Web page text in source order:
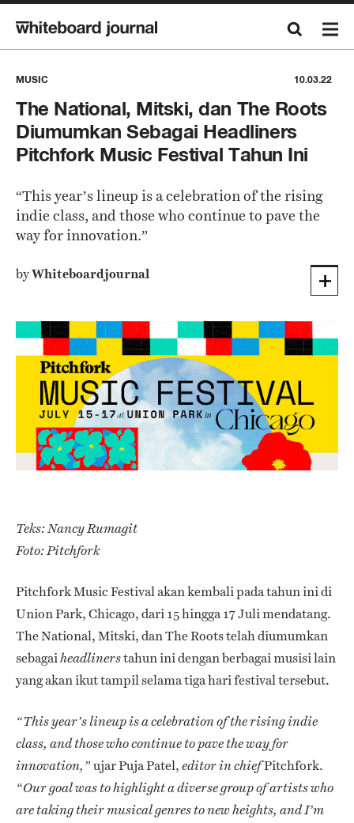
MUSIC 10.03.22
The National, Mitski, dan The Roots
Diumumkan Sebagai Headliners
Pitchfork Music Festival Tahun Ini
“This year’s lineup is a celebration of the rising
indie class, and those who continue to pave the
way for innovation.”
byWhiteboardjournal
Teks: Nancy Rumagit
Foto: Pitchfork
Pitchfork Music Festival akan kembali pada tahun ini di
Union Park, Chicago, dari 15 hingga 17 Juli mendatang.
The National, Mitski, dan The Roots telah diumumkan
sebagaiheadlinerstahun ini dengan berbagai musisi lain
yang akan ikut tampil selama tiga hari festival tersebut.
“This year’s lineup is a celebration of the rising indie
class, and those who continue to pave the way for
innovation,” ujar Puja Patel, editor in chiefPitchfork.
“Our goal was to highlight a diverse group of artists who
are taking their musical genres to new heights, and I’m